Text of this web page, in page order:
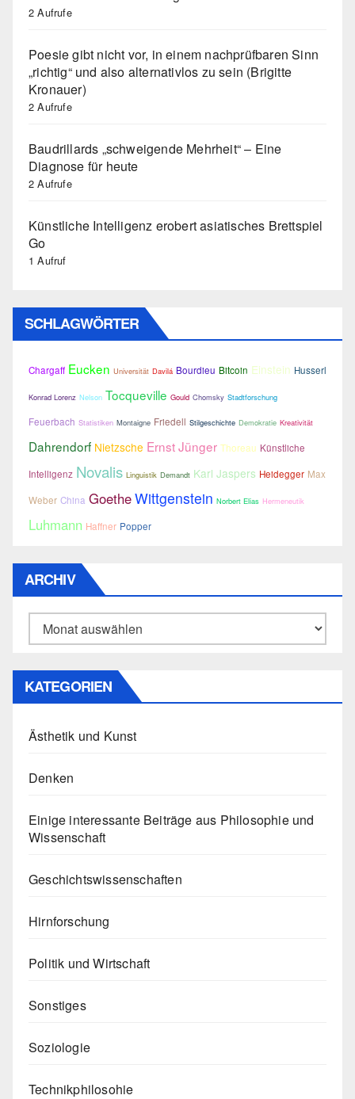
2 Aufrufe
Poesie gibt nicht vor, in einem nachprüfbaren Sinn
„richtig“ und also alternativlos zu sein (Brigitte
Kronauer)
2 Aufrufe
Baudrillards „schweigende Mehrheit“ – Eine
Diagnose für heute
2 Aufrufe
Künstliche Intelligenz erobert asiatisches Brettspiel
Go
1 Aufruf
SCHLAGWÖRTER
Chargaff Eucken Universität Davilá Bourdieu Bitcoin Einstein Husserl
Konrad Lorenz Nelson Tocqueville Gould Chomsky Stadtforschung
Feuerbach Statistiken Montaigne Friedell Stilgeschichte Demokratie Kreativität
Dahrendorf Nietzsche Ernst Jünger Thoreau Künstliche
Intelligenz Novalis Linguistik Demandt Karl Jaspers Heidegger Max
Weber China GoetheWittgenstein Norbert Elias Hermeneutik
Luhmann Haffner Popper
ARCHIV
Archiv
KATEGORIEN
Ästhetik und Kunst
Denken
Einige interessante Beiträge aus Philosophie und
Wissenschaft
Geschichtswissenschaften
Hirnforschung
Politik und Wirtschaft
Sonstiges
Soziologie
Technikphilosohie